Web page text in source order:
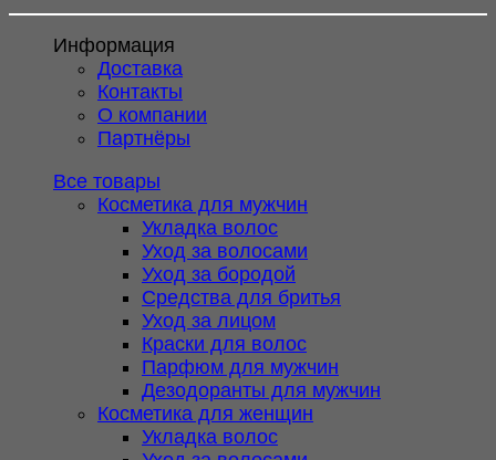
Информация
Доставка
Контакты
О компании
Партнёры
Все товары
Косметика для мужчин
Укладка волос
Уход за волосами
Уход за бородой
Средства для бритья
Уход за лицом
Краски для волос
Парфюм для мужчин
Дезодоранты для мужчин
Косметика для женщин
Укладка волос